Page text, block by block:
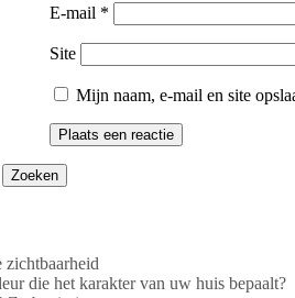
E-mail *
Site
Mijn naam, e-mail en site
die het karakter van uw huis bepaalt?